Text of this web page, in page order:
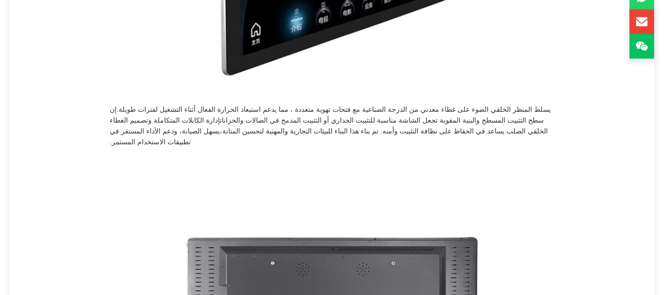
يسلط المنظر الخلفي الضوء على غطاء معدني من الدرجة الصناعية مع فتحات تهوية متعددة ، مما يدعم استبعاد الحرارة الفعال أثناء التشغيل لفترات طويلة.إن
سطح التثبيت المسطح والبنية المقوية تجعل الشاشة مناسبة للتثبيت الجداري أو التثبيت المدمج في الصالات والخزاناتإدارة الكابلات المتكاملة وتصميم الغطاء
الخلفي الصلب يساعد في الحفاظ على نظافة التثبيت وأمنه. تم بناء هذا البناء للبيئات التجارية والمهنية لتحسين المتانة،يسهل الصيانة، ودعم الأداء المستقر في
تطبيقات الاستخدام المستمر.